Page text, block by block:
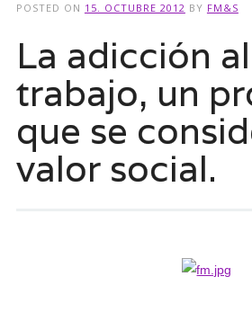
POSTED ON 15. OCTUBRE 2012 BY FM&S
La adicción al
trabajo, un
que se
valor social.